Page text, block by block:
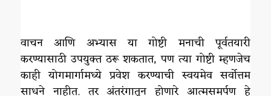
वाचन आणि अभ्यास या गोष्टी मनाची पूर्वतयारी
करण्यासाठी उपयुक्त ठरू शकतात, पण त्या गोष्टी म्हणजेच
काही योगमार्गामध्ये प्रवेश करण्याची स्वयमेव सर्वोत्तम
साधने नाहीत. तर अंतरंगातून होणारे आत्मसमर्पण हे